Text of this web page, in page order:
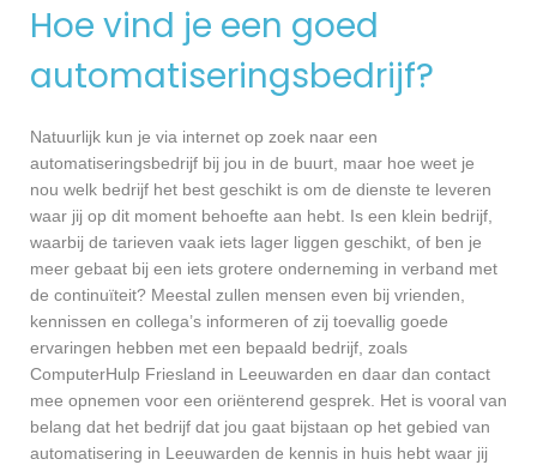
Hoe vind je een goed
automatiseringsbedrijf?
Natuurlijk kun je via internet op zoek naar een
automatiseringsbedrijf bij jou in de buurt, maar hoe weet je
nou welk bedrijf het best geschikt is om de dienste te leveren
waar jij op dit moment behoefte aan hebt. Is een klein bedrijf,
waarbij de tarieven vaak iets lager liggen geschikt, of ben je
meer gebaat bij een iets grotere onderneming in verband met
de continuïteit? Meestal zullen mensen even bij vrienden,
kennissen en collega’s informeren of zij toevallig goede
ervaringen hebben met een bepaald bedrijf, zoals
ComputerHulp Friesland in Leeuwarden en daar dan contact
mee opnemen voor een oriënterend gesprek. Het is vooral van
belang dat het bedrijf dat jou gaat bijstaan op het gebied van
automatisering in Leeuwarden de kennis in huis hebt waar jij